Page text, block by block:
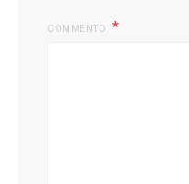
COMMENTO